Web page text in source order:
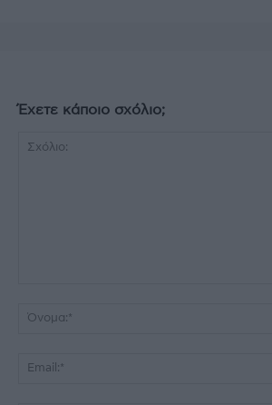
Έχετε κάποιο σχόλιο;